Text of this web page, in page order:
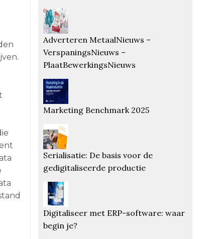
Adverteren MetaalNieuws –
VerspaningsNieuws –
PlaatBewerkingsNieuws
Marketing Benchmark 2025
Serialisatie: De basis voor de
gedigitaliseerde productie
Digitaliseer met ERP-software: waar
begin je?